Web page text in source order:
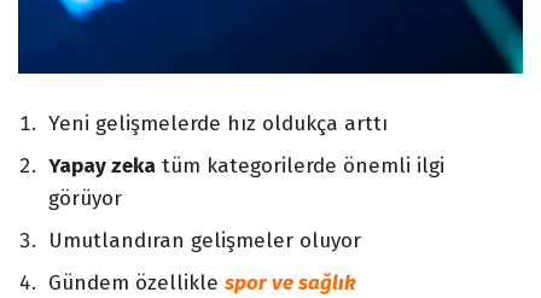
Yeni gelişmelerde hız oldukça arttı
Yapay zeka tüm kategorilerde önemli ilgi
görüyor
Umutlandıran gelişmeler oluyor
Gündem özellikle spor ve sağlık